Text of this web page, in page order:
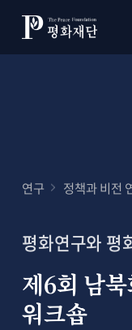
연구 정책과 비전
평화연구와 평
제6회 남
워크숍